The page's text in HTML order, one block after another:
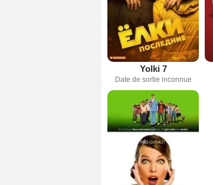
Yolki 7
Date de sortie inconnue